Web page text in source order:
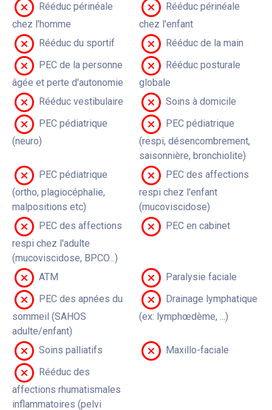
Rééduc périnéale
chez l'homme
Rééduc périnéale
chez l'enfant
Rééduc du sportif
Rééduc de la main
PEC de la personne
âgée et perte d'autonomie
Rééduc posturale
globale
Rééduc vestibulaire
Soins à domicile
PEC pédiatrique
(neuro)
PEC pédiatrique
(respi, désencombrement,
saisonnière, bronchiolite)
PEC pédiatrique
(ortho, plagiocéphalie,
malpositions etc)
PEC des affections
respi chez l'enfant
(mucoviscidose)
PEC des affections
respi chez l'adulte
(mucoviscidose, BPCO...)
PEC en cabinet
ATM
Paralysie faciale
PEC des apnées du
sommeil (SAHOS
adulte/enfant)
Drainage lymphatique
(ex: lymphœdème, ...)
Soins palliatifs
Maxillo-faciale
Rééduc des
affections rhumatismales
inflammatoires (pelvi